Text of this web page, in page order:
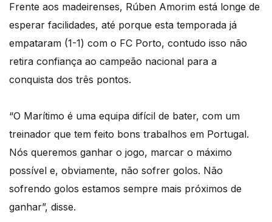
Frente aos madeirenses, Rúben Amorim está longe de
esperar facilidades, até porque esta temporada já
empataram (1-1) com o FC Porto, contudo isso não
retira confiança ao campeão nacional para a
conquista dos três pontos.
“O Marítimo é uma equipa difícil de bater, com um
treinador que tem feito bons trabalhos em Portugal.
Nós queremos ganhar o jogo, marcar o máximo
possível e, obviamente, não sofrer golos. Não
sofrendo golos estamos sempre mais próximos de
ganhar”, disse.